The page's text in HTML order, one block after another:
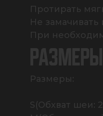
Протирать
Не замачивать
При
РАЗМЕРЫ
Размеры:
S(Обхват шеи: